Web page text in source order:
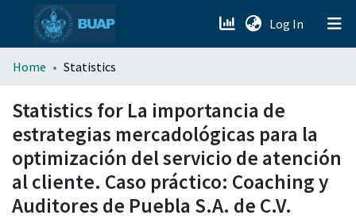
Log In (current)
menu.section.about_menu
All of DSpace
Home Statistics
Statistics for La importancia de
estrategias mercadológicas para la
optimización del servicio de atención
al cliente. Caso práctico: Coaching y
Auditores de Puebla S.A. de C.V.